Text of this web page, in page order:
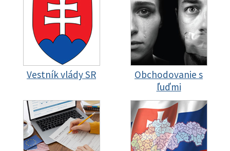
Vestník vlády SR
Obchodovanie s
ľuďmi